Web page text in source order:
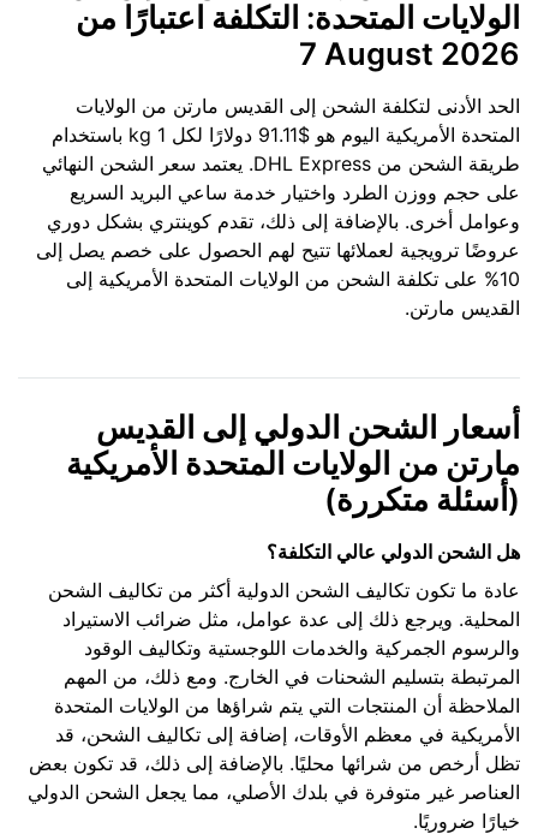
الولايات المتحدة: التكلفة اعتبارًا من
7 August 2026
الحد الأدنى لتكلفة الشحن إلى القديس مارتن من الولايات
المتحدة الأمريكية اليوم هو $91.11 دولارًا لكل 1 kg باستخدام
طريقة الشحن من DHL Express. يعتمد سعر الشحن النهائي
على حجم ووزن الطرد واختيار خدمة ساعي البريد السريع
وعوامل أخرى. بالإضافة إلى ذلك، تقدم كوينتري بشكل دوري
عروضًا ترويجية لعملائها تتيح لهم الحصول على خصم يصل إلى
10% على تكلفة الشحن من الولايات المتحدة الأمريكية إلى
القديس مارتن.
أسعار الشحن الدولي إلى القديس
مارتن من الولايات المتحدة الأمريكية
(أسئلة متكررة)
هل الشحن الدولي عالي التكلفة؟
عادة ما تكون تكاليف الشحن الدولية أكثر من تكاليف الشحن
المحلية. ويرجع ذلك إلى عدة عوامل، مثل ضرائب الاستيراد
والرسوم الجمركية والخدمات اللوجستية وتكاليف الوقود
المرتبطة بتسليم الشحنات في الخارج. ومع ذلك، من المهم
الملاحظة أن المنتجات التي يتم شراؤها من الولايات المتحدة
الأمريكية في معظم الأوقات، إضافة إلى تكاليف الشحن، قد
تظل أرخص من شرائها محليًا. بالإضافة إلى ذلك، قد تكون بعض
العناصر غير متوفرة في بلدك الأصلي، مما يجعل الشحن الدولي
خيارًا ضروريًا.